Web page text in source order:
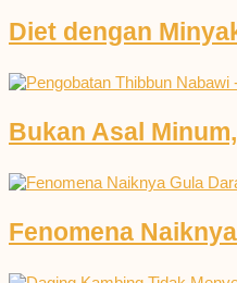
Diet dengan
Bukan Asal
Fenomena